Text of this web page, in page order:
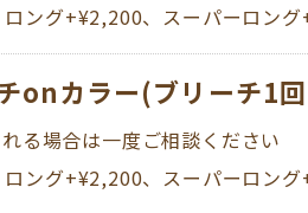
ング+¥2,200、スーパーロン
onカラー(ブリーチ1
る場合は一度ご相談ください
ング+¥2,200、スーパーロン